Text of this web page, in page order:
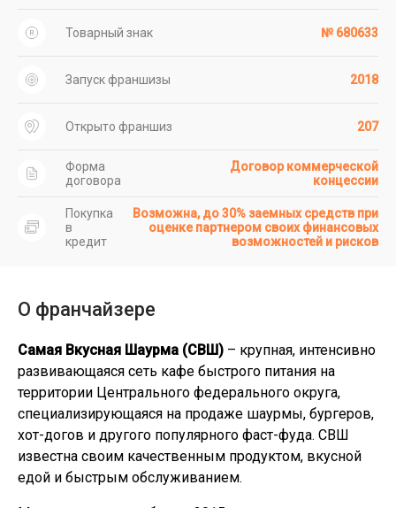
Товарный знак № 680633
Запуск франшизы 2018
Открыто франшиз 207
Форма
договора
Договор коммерческой
концессии
Покупка
в
кредит
Возможна, до 30% заемных средств при
оценке партнером своих финансовых
возможностей и рисков
О франчайзере
Самая Вкусная Шаурма (СВШ) – крупная, интенсивно
развивающаяся сеть кафе быстрого питания на
территории Центрального федерального округа,
специализирующаяся на продаже шаурмы, бургеров,
хот-догов и другого популярного фаст-фуда. СВШ
известна своим качественным продуктом, вкусной
едой и быстрым обслуживанием.